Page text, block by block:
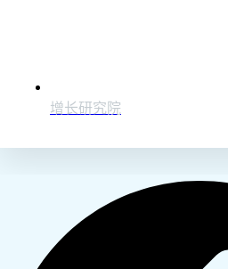
增长研究院